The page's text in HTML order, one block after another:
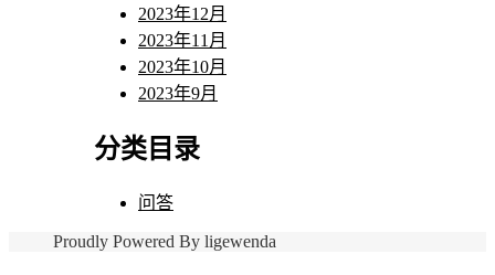
2023年12月
2023年11月
2023年10月
2023年9月
分类目录
问答
Proudly Powered By ligewenda